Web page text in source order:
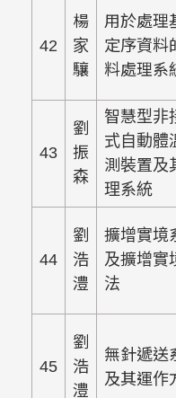
42
楊
家
驤
用於處理
定序資料
料處理系
43
劉
振
森
智慧型非
式自動體
測裝置及
理系統
44
劉
浩
澧
擴增實境
及擴增實
法
45
劉
浩
澧
無針遞送
及其運作